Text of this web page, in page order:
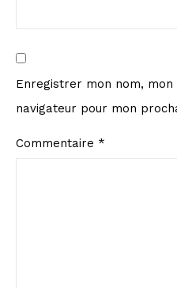
Enregistrer mon nom,
navigateur pour mon
Commentaire *